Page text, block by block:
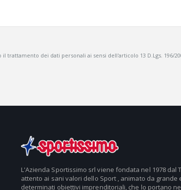
il trattamento dei dati personali ai sensi dell'articolo 13 D.Lgs. 196/
L'Azienda Sportissimo srl viene fondata nel 1978 dal
attento ai sani valori dello Sport , animato da
determinati obiettivi imprenditoriali, che lo portano